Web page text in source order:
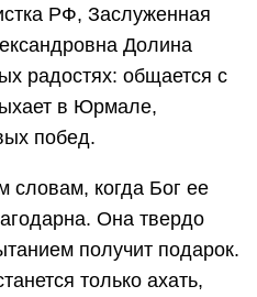
РФ, Заслуженная
Долина
радостях: общается с
в Юрмале,
побед.
словам, когда Бог ее
Она твердо
получит подарок.
только ахать,